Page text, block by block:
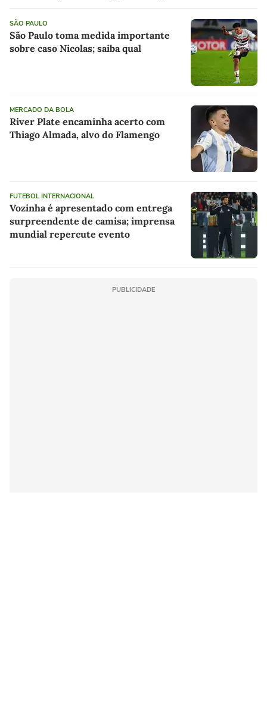
SÃO PAULO
São Paulo toma medida importante
sobre caso Nicolas; saiba qual
MERCADO DA BOLA
River Plate encaminha acerto com
Thiago Almada, alvo do Flamengo
FUTEBOL INTERNACIONAL
Vozinha é apresentado com entrega
surpreendente de camisa; imprensa
mundial repercute evento
PUBLICIDADE